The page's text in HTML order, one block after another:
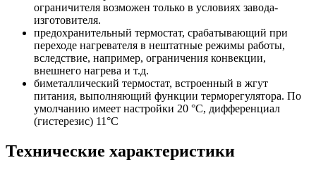
ограничителя возможен только в условиях завода-
изготовителя.
предохранительный термостат, срабатывающий при
переходе нагревателя в нештатные режимы работы,
вследствие, например, ограничения конвекции,
внешнего нагрева и т.д.
биметаллический термостат, встроенный в жгут
питания, выполняющий функции терморегулятора. По
умолчанию имеет настройки 20 °С, дифференциал
(гистерезис) 11°С
Технические характеристики